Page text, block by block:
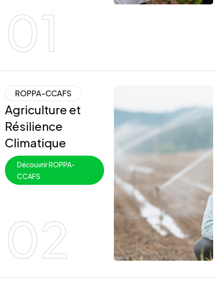
01
ROPPA-CCAFS
Agriculture et
Résilience
Climatique
Découvrir ROPPA-
CCAFS
02